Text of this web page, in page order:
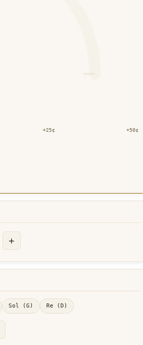
+25¢ +50¢
+
Sol (G) Re (D)